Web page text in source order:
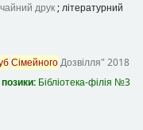
друк; літературний
СімейногоДозвілля" 2018
Бібліотека-філія №3